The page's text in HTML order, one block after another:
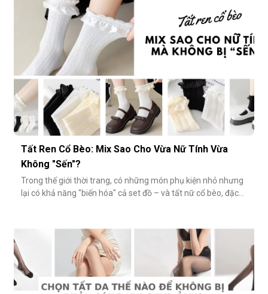
rõ rệt. Dưới đâ
Tất Ren Cổ Bèo: Mix Sao Cho Vừa Nữ Tính Vừa
Không "Sến"?
Trong thế giới thời trang, có những món phụ kiện nhỏ nhưng
lại có khả năng "biến hóa" cả set đồ – và tất nữ cổ bèo, đặc
mác "sến súa" nếu không phối đúng cách. Vậy làm sao để